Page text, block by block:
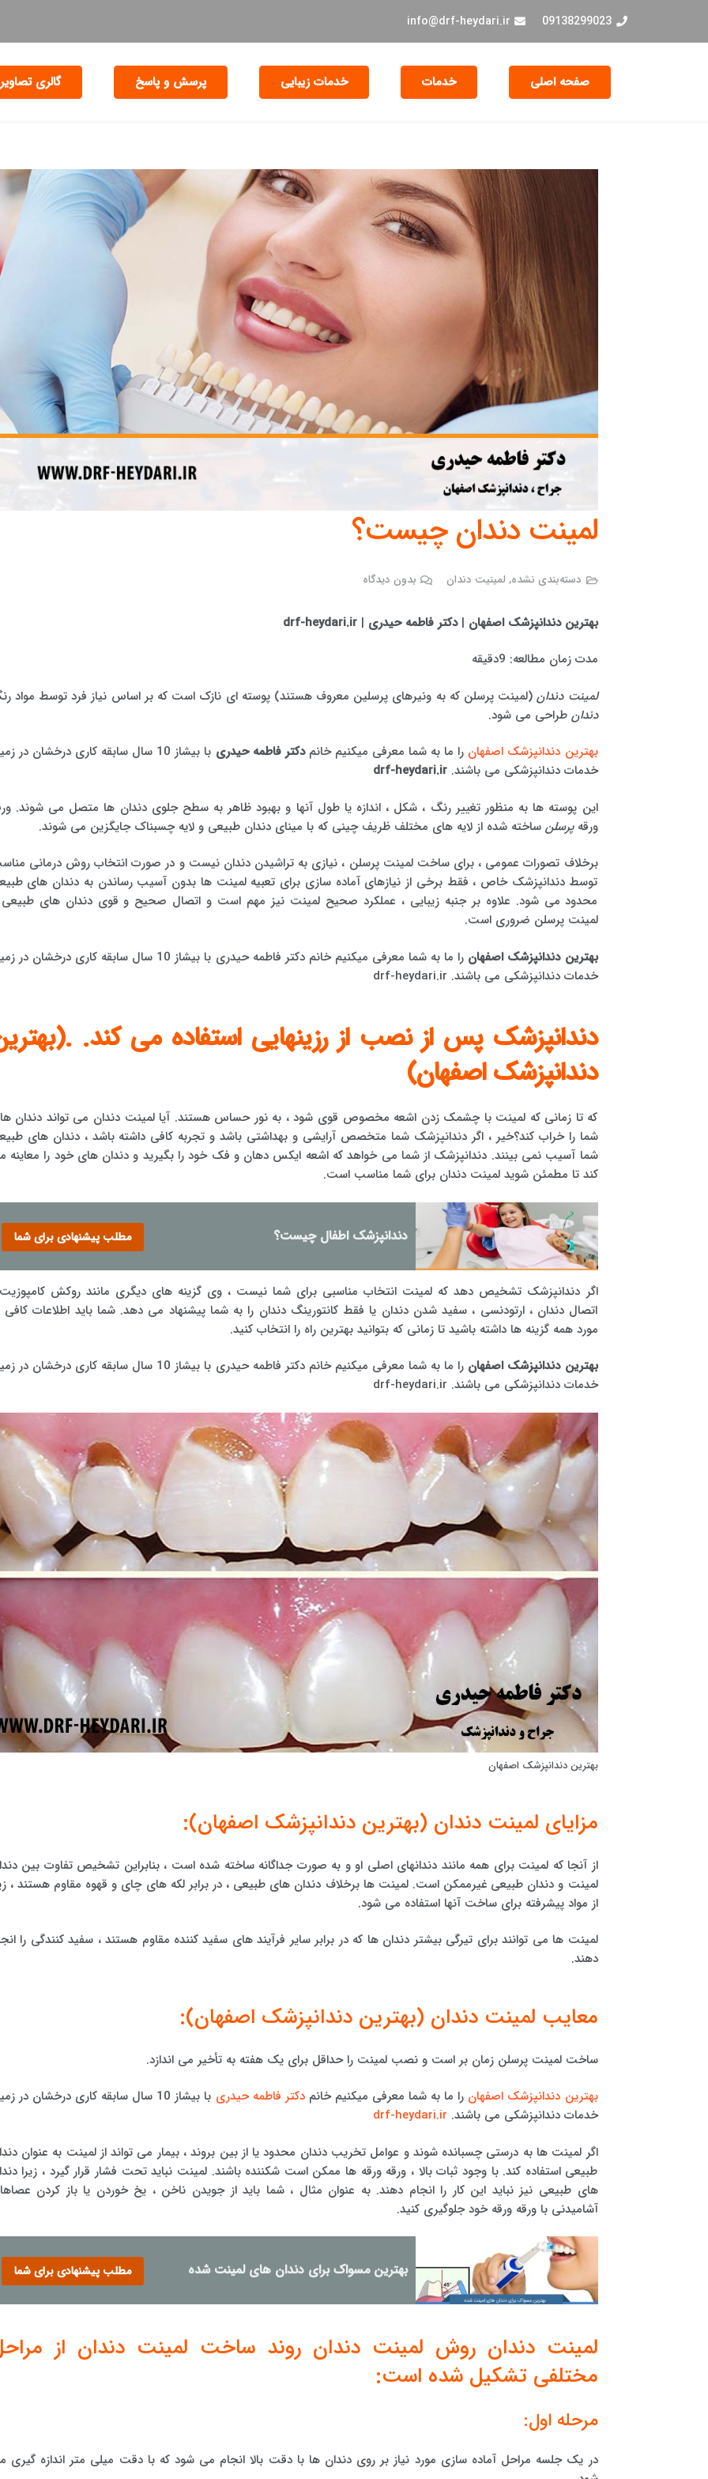
09138299023
info@drf-heydari.ir
صفحه اصلی خدمات خدمات زیبایی پرسش و پاسخ گالری تصاویر
لمینت دندان چیست؟
دسته‌بندی نشده, لمینیت دندان بدون دیدگاه
بهترین دندانپزشک اصفهان |دکتر فاطمه حیدری |
drf-heydari.ir
مدت زمان مطالعه: 9دقیقه
لمینت دندان(لمینت پرسلن که به ونیرهای پرسلین معروف هستند) پوسته ای نازک است که بر اساس نیاز فرد توسط مواد
دندان طراحی می شود.
بهترین دندانپزشک اصفهان را ما به شما معرفی میکنیم خانمدکتر فاطمه حیدری
با بیشاز 10 سال سابقه کاری درخشان در
خدمات دندانپزشکی می باشند.drf-heydari.ir
این پوسته ها به منظور تغییر رنگ ، شکل ، اندازه یا طول آنها و بهبود ظاهر به سطح جلوی دندان ها متصل می شوند.
ورقهپرسلن ساخته شده از لایه های مختلف ظریف چینی که با مینای دندان طبیعی و لایه چسبناک جایگزین می شوند.
برخلاف تصورات عمومی ، برای ساخت لمینت پرسلن ، نیازی به تراشیدن دندان نیست و در صورت انتخاب روش درمانی
توسط دندانپزشک خاص ، فقط برخی از نیازهای آماده سازی برای تعبیه لمینت ها بدون آسیب رساندن به دندان های
محدود می شود. علاوه بر جنبه زیبایی ، عملکرد صحیح لمینت نیز مهم است و اتصال صحیح و قوی دندان های
لمینت پرسلن ضروری است.
بهترین دندانپزشک اصفهان
را ما به شما معرفی میکنیم خانم دکتر فاطمه حیدری با بیشاز 10 سال سابقه کاری درخشان
خدمات دندانپزشکی می باشند. drf-heydari.ir
دندانپزشک پس از نصب از رزینهایی استفاده می کند.
دندانپزشک اصفهان)
که تا زمانی که لمینت با چشمک زدن اشعه مخصوص قوی شود ، به نور حساس هستند. آیا لمینت دندان می تواند دندان
شما را خراب کند؟خیر ، اگر دندانپزشک شما متخصص آرایشی و بهداشتی باشد و تجربه کافی داشته باشد ، دندان های
شما آسیب نمی بینند. دندانپزشک از شما می خواهد که اشعه ایکس دهان و فک خود را بگیرید و دندان های خود را معاینه
کند تا مطمئن شوید لمینت دندان برای شما مناسب است.
دندانپزشک اطفال چیست؟ مطلب پیشنهادی برای شما
اگر دندانپزشک تشخیص دهد که لمینت انتخاب مناسبی برای شما نیست ، وی گزینه های دیگری مانند روکش
اتصال دندان ، ارتودنسی ، سفید شدن دندان یا فقط کانتورینگ دندان را به شما پیشنهاد می دهد. شما باید اطلاعات کافی
مورد همه گزینه ها داشته باشید تا زمانی که بتوانید بهترین راه را انتخاب کنید.
بهترین دندانپزشک اصفهان
را ما به شما معرفی میکنیم خانم دکتر فاطمه حیدری با بیشاز 10 سال سابقه کاری درخشان
خدمات دندانپزشکی می باشند. drf-heydari.ir
بهترین دندانپزشک اصفهان
مزایای لمینت دندان (بهترین دندانپزشک اصفهان):
از آنجا که لمینت برای همه مانند دندانهای اصلی او و به صورت جداگانه ساخته شده است ، بنابراین تشخیص تفاوت بین
لمینت و دندان طبیعی غیرممکن است. لمینت ها برخلاف دندان های طبیعی ، در برابر لکه های چای و قهوه مقاوم هستند ،
از مواد پیشرفته برای ساخت آنها استفاده می شود.
لمینت ها می توانند برای تیرگی بیشتر دندان ها که در برابر سایر فرآیند های سفید کننده مقاوم هستند ، سفید کنندگی را
دهند.
معایب لمینت دندان (بهترین دندانپزشک اصفهان):
ساخت لمینت پرسلن زمان بر است و نصب لمینت را حداقل برای یک هفته به تأخیر می اندازد.
بهترین دندانپزشک اصفهان را ما به شما معرفی میکنیم خانمدکتر فاطمه حیدری
با بیشاز 10 سال سابقه کاری درخشان در
خدمات دندانپزشکی می باشند. drf-heydari.ir
اگر لمینت ها به درستی چسبانده شوند و عوامل تخریب دندان محدود یا از بین بروند ، بیمار می تواند از لمینت به عنوان
طبیعی استفاده کند. با وجود ثبات بالا ، ورقه ورقه ها ممکن است شکننده باشند. لمینت نباید تحت فشار قرار گیرد ، زیرا
های طبیعی نیز نباید این کار را انجام دهند. به عنوان مثال ، شما باید از جویدن ناخن ، یخ خوردن یا باز کردن
آشامیدنی با ورقه ورقه خود جلوگیری کنید.
بهترین مسواک برای دندان های لمینت شده مطلب پیشنهادی برای شما
لمینت دندان روش لمینت دندان روند ساخت لمینت دندان از
مختلفی تشکیل شده است:
مرحله اول:
در یک جلسه مراحل آماده سازی مورد نیاز بر روی دندان ها با دقت بالا انجام می شود که با دقت میلی متر اندازه گیری